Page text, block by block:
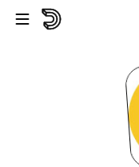
Skip to main content